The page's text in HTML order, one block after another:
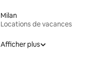
Milan
Locations de vacances
Afficher plus